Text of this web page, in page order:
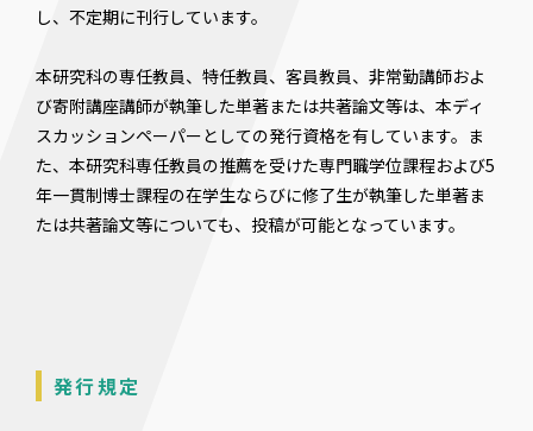
し、不定期に刊行しています。
本研究科の専任教員、特任教員、客員教員、非常勤講師およ
び寄附講座講師が執筆した単著または共著論文等は、本ディ
スカッションペーパーとしての発行資格を有しています。ま
た、本研究科専任教員の推薦を受けた専門職学位課程および5
年一貫制博士課程の在学生ならびに修了生が執筆した単著ま
たは共著論文等についても、投稿が可能となっています。
発行規定